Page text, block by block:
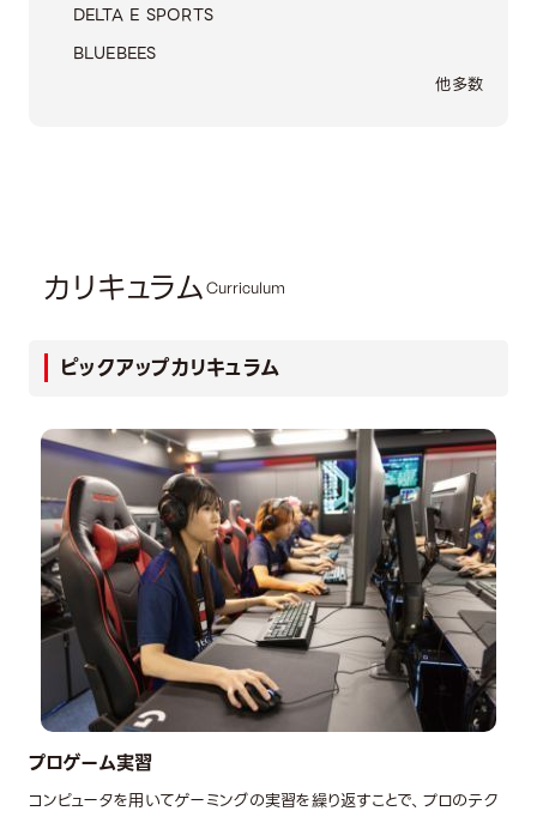
DELTA E SPORTS
BLUEBEES
他多数
カリキュラムCurriculum
ピックアップカリキュラム
プロゲーム実習
コンピュータを用いてゲーミングの実習を繰り返すことで、プロのテク